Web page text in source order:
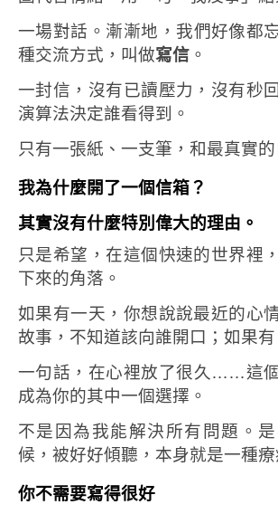
一場對話。 漸漸地，我們好像都
種交流方式，叫做寫信 。
一封信，沒有已讀壓力，沒有秒
演算法決定誰看得到。
只有一張紙、一支筆，和最真實的
我為什麼開了一個信箱？
其實沒有什麼特別偉大的理由。
只是希望，在這個快速的世界裡
下來的角落。
如果有一天，你想說說最近的心
故事，不知道該向誰開口；如果有
一句話，在心裡放了很久……這
成為你的其中一個選擇。
不是因為我能解決所有問題。
候，被好好傾聽，本身就是一種療
你不需要寫得很好